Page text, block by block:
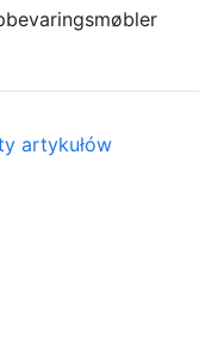
artykułów